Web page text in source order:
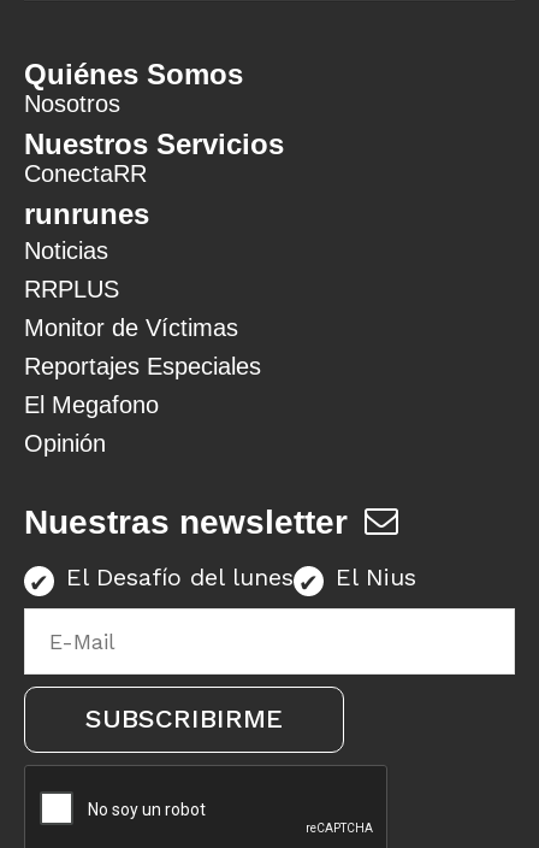
Quiénes Somos
Nosotros
Nuestros Servicios
ConectaRR
runrunes
Noticias
RRPLUS
Monitor de Víctimas
Reportajes Especiales
El Megafono
Opinión
Nuestras newsletter
El Desafío del lunes El Nius